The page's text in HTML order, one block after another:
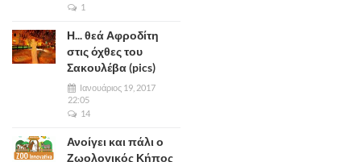
1
Η... θεά Αφροδίτη
στις όχθες του
Σακουλέβα (pics)
Ιανουάριος 19, 2017
22:05
14
Ανοίγει και πάλι ο
Ζωολογικός Κήπος